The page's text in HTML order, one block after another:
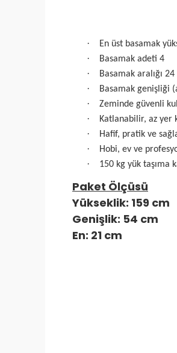
· En üst basamak
· Basamak adeti 4
· Basamak aralığı 24
· Basamak genişliği
· Zeminde güvenli
· Katlanabilir, az yer
· Hafif, pratik ve
· Hobi, ev ve
· 150 kg yük taşıma
Paket Ölçüsü
Yükseklik: 159 cm
Genişlik: 54 cm
En: 21 cm